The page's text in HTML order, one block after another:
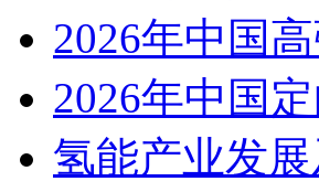
2026年中国
2026年中国
氢能产业发